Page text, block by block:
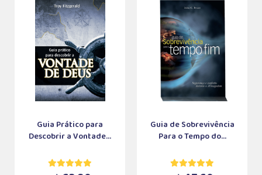
Guia Prático para
Descobrir a Vontade...
Guia de Sobrevivência
Para o Tempo do...